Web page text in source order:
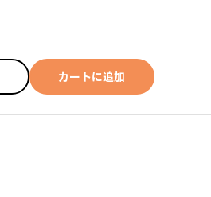
カートに追加